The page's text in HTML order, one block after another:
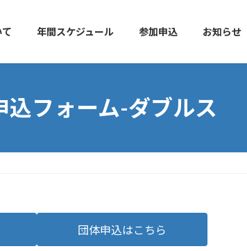
年間スケジュール 参加申込 お知らせ
込フォーム-ダブルス
団体申込はこちら